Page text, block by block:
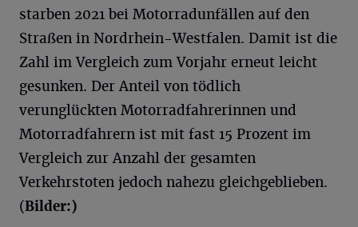
starben 2021 bei Motorradunfällen auf den
Straßen in Nordrhein-Westfalen. Damit ist die
Zahl im Vergleich zum Vorjahr erneut leicht
gesunken. Der Anteil von tödlich
verunglückten Motorradfahrerinnen und
Motorradfahrern ist mit fast 15 Prozent im
Vergleich zur Anzahl der gesamten
Verkehrstoten jedoch nahezu gleichgeblieben.
(Bilder:)